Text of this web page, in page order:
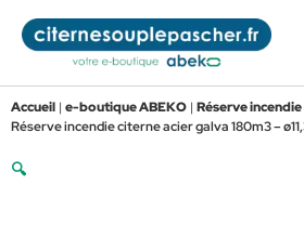
contenu
Accueil | e-boutique ABEKO | Réserve
Réserve incendie citerne acier galva 180m3 –
🔍